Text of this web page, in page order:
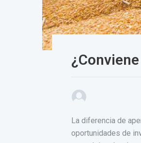
La diferencia de
oportunidades de